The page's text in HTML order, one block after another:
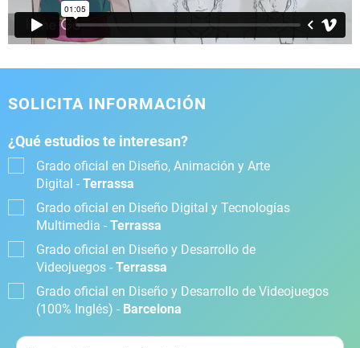
SOLICITA INFORMACIÓN
¿Qué estudios te interesan?
Grado oficial en Diseño, Animación y Arte
Digital - Terrassa
Grado oficial en Diseño Digital y Tecnologías
Multimedia - Terrassa
Grado oficial en Diseño y Desarrollo de
Videojuegos - Terrassa
Grado oficial en Diseño y Desarrollo de Videojuegos
(100% Inglés) - Barcelona